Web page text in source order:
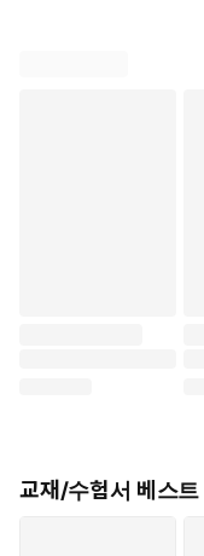
교재/수험서 베스트